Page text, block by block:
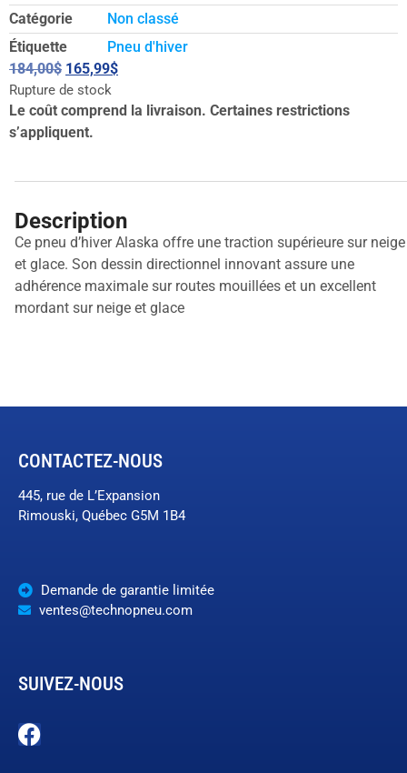
Catégorie
Non classé
Étiquette
Pneu d'hiver
184,00$ 165,99$
Rupture de stock
Le coût comprend la livraison. Certaines restrictions
s’appliquent.
Description
Ce pneu d’hiver Alaska offre une traction supérieure sur neige
et glace. Son dessin directionnel innovant assure une
adhérence maximale sur routes mouillées et un excellent
mordant sur neige et glace
CONTACTEZ-NOUS
445, rue de L’Expansion
Rimouski, Québec G5M 1B4
Demande de garantie limitée
ventes@technopneu.com
SUIVEZ-NOUS